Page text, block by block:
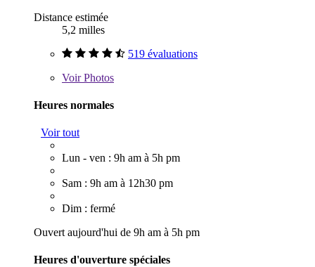
Distance estimée
5,2 milles
519 évaluations
VoirPhotos
Heures normales
Voir tout
Lun - ven : 9h am à 5h pm
Sam : 9h am à 12h30 pm
Dim : fermé
Ouvert aujourd'hui de 9h am à 5h pm
Heures d'ouverture spéciales